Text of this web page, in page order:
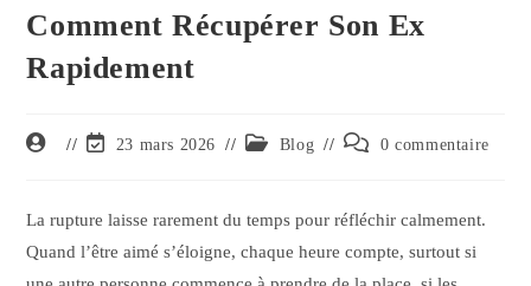
Comment Récupérer Son Ex
Rapidement
23 mars 2026 Blog 0 commentaire
La rupture laisse rarement du temps pour réfléchir calmement.
Quand l’être aimé s’éloigne, chaque heure compte, surtout si